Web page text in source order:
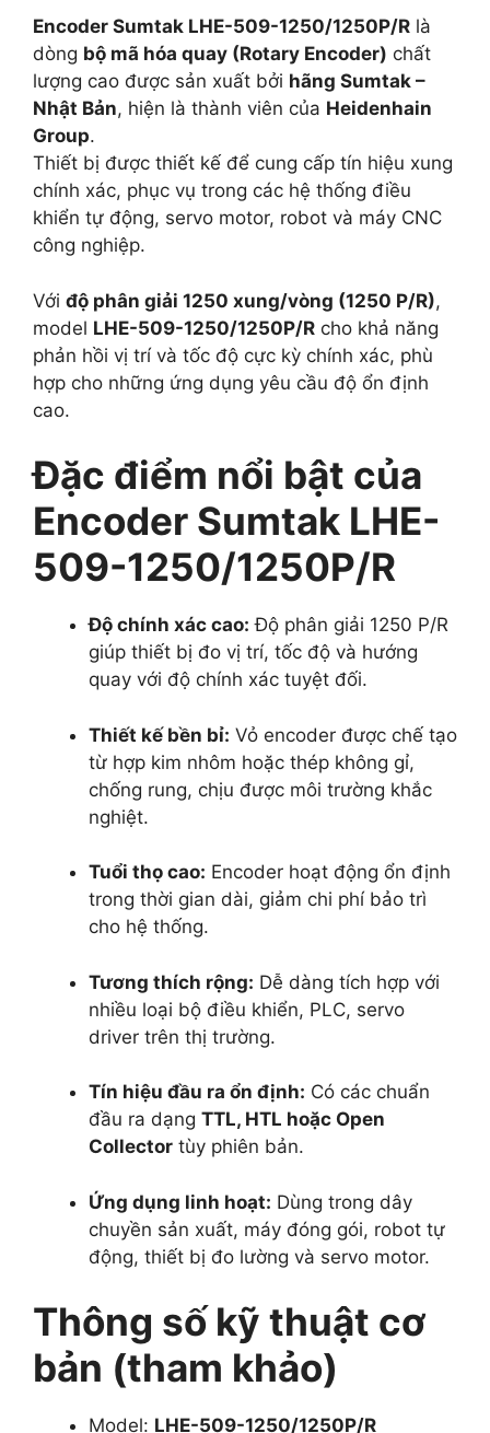
Encoder Sumtak LHE-509-1250/1250P/R là
dòng bộ mã hóa quay (Rotary Encoder) chất
lượng cao được sản xuất bởi hãng Sumtak –
Nhật Bản, hiện là thành viên của Heidenhain
Group.
Thiết bị được thiết kế để cung cấp tín hiệu xung
chính xác, phục vụ trong các hệ thống điều
khiển tự động, servo motor, robot và máy CNC
công nghiệp.
Với độ phân giải 1250 xung/vòng (1250 P/R),
model LHE-509-1250/1250P/R cho khả năng
phản hồi vị trí và tốc độ cực kỳ chính xác, phù
hợp cho những ứng dụng yêu cầu độ ổn định
cao.
Đặc điểm nổi bật của
Encoder Sumtak LHE-
509-1250/1250P/R
Độ chính xác cao: Độ phân giải 1250 P/R
giúp thiết bị đo vị trí, tốc độ và hướng
quay với độ chính xác tuyệt đối.
Thiết kế bền bỉ: Vỏ encoder được chế tạo
từ hợp kim nhôm hoặc thép không gỉ,
chống rung, chịu được môi trường khắc
nghiệt.
Tuổi thọ cao: Encoder hoạt động ổn định
trong thời gian dài, giảm chi phí bảo trì
cho hệ thống.
Tương thích rộng: Dễ dàng tích hợp với
nhiều loại bộ điều khiển, PLC, servo
driver trên thị trường.
Tín hiệu đầu ra ổn định: Có các chuẩn
đầu ra dạng TTL, HTL hoặc Open
Collector tùy phiên bản.
Ứng dụng linh hoạt: Dùng trong dây
chuyền sản xuất, máy đóng gói, robot tự
động, thiết bị đo lường và servo motor.
Thông số kỹ thuật cơ
bản (tham khảo)
Model: LHE-509-1250/1250P/R